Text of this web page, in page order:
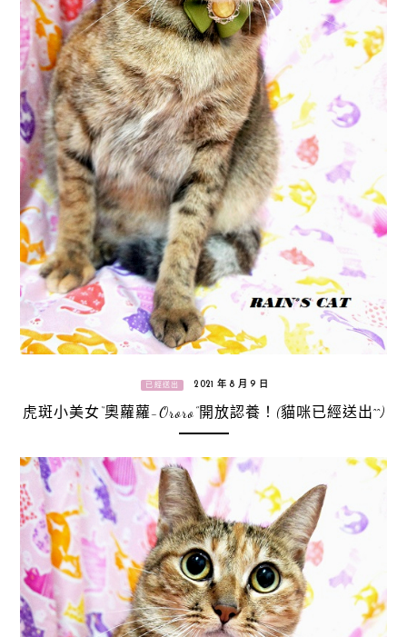
已經送出 2021 年 8 月 9 日
虎斑小美女“奧蘿蘿-Ororo”開放認養！(貓咪已經送出^^)